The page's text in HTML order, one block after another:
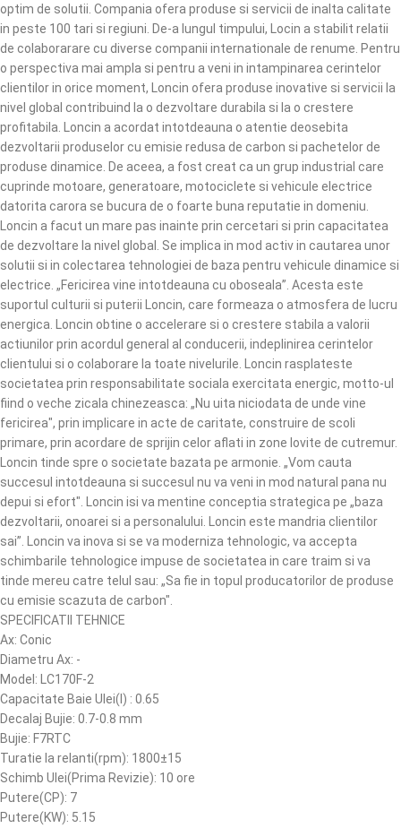
optim de solutii. Compania ofera produse si servicii de inalta calitate
in peste 100 tari si regiuni. De-a lungul timpului, Locin a stabilit relatii
de colaborarare cu diverse companii internationale de renume. Pentru
o perspectiva mai ampla si pentru a veni in intampinarea cerintelor
clientilor in orice moment, Loncin ofera produse inovative si servicii la
nivel global contribuind la o dezvoltare durabila si la o crestere
profitabila. Loncin a acordat intotdeauna o atentie deosebita
dezvoltarii produselor cu emisie redusa de carbon si pachetelor de
produse dinamice. De aceea, a fost creat ca un grup industrial care
cuprinde motoare, generatoare, motociclete si vehicule electrice
datorita carora se bucura de o foarte buna reputatie in domeniu.
Loncin a facut un mare pas inainte prin cercetari si prin capacitatea
de dezvoltare la nivel global. Se implica in mod activ in cautarea unor
solutii si in colectarea tehnologiei de baza pentru vehicule dinamice si
electrice. „Fericirea vine intotdeauna cu oboseala”. Acesta este
suportul culturii si puterii Loncin, care formeaza o atmosfera de lucru
energica. Loncin obtine o accelerare si o crestere stabila a valorii
actiunilor prin acordul general al conducerii, indeplinirea cerintelor
clientului si o colaborare la toate nivelurile. Loncin rasplateste
societatea prin responsabilitate sociala exercitata energic, motto-ul
fiind o veche zicala chinezeasca: „Nu uita niciodata de unde vine
fericirea", prin implicare in acte de caritate, construire de scoli
primare, prin acordare de sprijin celor aflati in zone lovite de cutremur.
Loncin tinde spre o societate bazata pe armonie. „Vom cauta
succesul intotdeauna si succesul nu va veni in mod natural pana nu
depui si efort". Loncin isi va mentine conceptia strategica pe „baza
dezvoltarii, onoarei si a personalului. Loncin este mandria clientilor
sai”. Loncin va inova si se va moderniza tehnologic, va accepta
schimbarile tehnologice impuse de societatea in care traim si va
tinde mereu catre telul sau: „Sa fie in topul producatorilor de produse
cu emisie scazuta de carbon".
SPECIFICATII TEHNICE
Ax: Conic
Diametru Ax: -
Model: LC170F-2
Capacitate Baie Ulei(l) : 0.65
Decalaj Bujie: 0.7-0.8 mm
Bujie: F7RTC
Turatie la relanti(rpm): 1800±15
Schimb Ulei(Prima Revizie): 10 ore
Putere(CP): 7
Putere(KW): 5.15